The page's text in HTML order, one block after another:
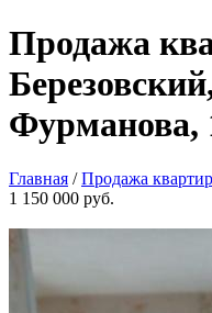
Продажа
Фурманова,
Главная /Продажа квартир
1 150 000 руб.